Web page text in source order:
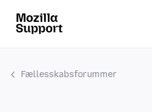
Fællesskabsforummer